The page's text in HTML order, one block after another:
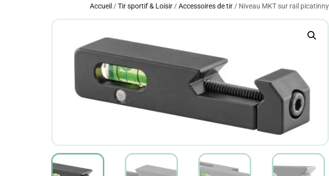
Accueil /Tir sportif & Loisir /Accessoires de tir / Niveau MKT sur rail picatinny